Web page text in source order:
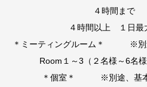
４時間まで
４時間以上 １日
＊ミーティングルーム＊ ※別途
Room１～3（２名様～6
＊個室＊ ※別途、基本